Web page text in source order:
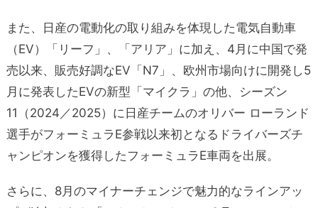
また、日産の電動化の取り組みを体現した電気自動車
（EV）「リーフ」、「アリア」に加え、4月に中国で発
売以来、販売好調なEV「N7」、欧州市場向けに開発し5
月に発表したEVの新型「マイクラ」の他、シーズン
11（2024／2025）に日産チームのオリバー ローランド
選手がフォーミュラE参戦以来初となるドライバーズチ
ャンピオンを獲得したフォーミュラE車両を出展。
さらに、8月のマイナーチェンジで魅力的なラインアッ